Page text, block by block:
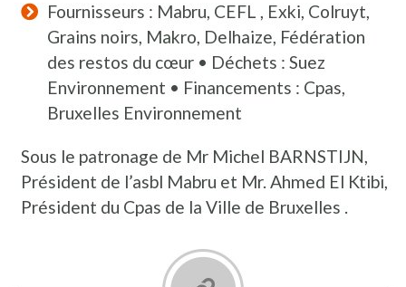
Fournisseurs : Mabru, CEFL , Exki, Colruyt,
Grains noirs, Makro, Delhaize, Fédération
des restos du cœur • Déchets : Suez
Environnement • Financements : Cpas,
Bruxelles Environnement
Sous le patronage de Mr Michel BARNSTIJN,
Président de l’asbl Mabru et Mr. Ahmed El Ktibi,
Président du Cpas de la Ville de Bruxelles .